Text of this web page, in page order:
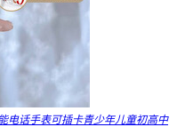
电话手表可插卡青少年儿童初高中